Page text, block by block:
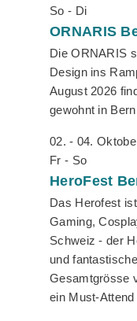
So - Di
ORNARIS
Die ORNARIS
Design ins
August 2026
gewohnt in
02. - 04.
Fr - So
HeroFest
Das Herofest
Gaming,
Schweiz - der
und
Gesamtgrösse
ein Must-Attend